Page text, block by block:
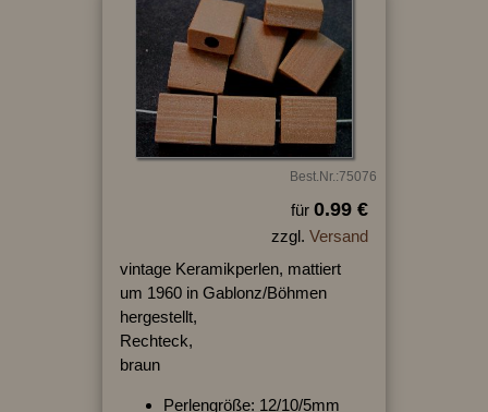
Best.Nr.:75076
für 0.99 €
zzgl. Versand
vintage Keramikperlen, mattiert
um 1960 in Gablonz/Böhmen
hergestellt,
Rechteck,
braun
Perlengröße: 12/10/5mm